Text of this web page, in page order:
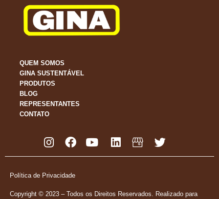
QUEM SOMOS
GINA SUSTENTÁVEL
PRODUTOS
BLOG
REPRESENTANTES
CONTATO
Copyright © 2023 – Todos os Direitos Reservados. Realizado para
Política de Privacidade